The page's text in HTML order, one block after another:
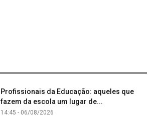
Profissionais da Educação: aqueles que
fazem da escola um lugar de...
14:45 - 06/08/2026